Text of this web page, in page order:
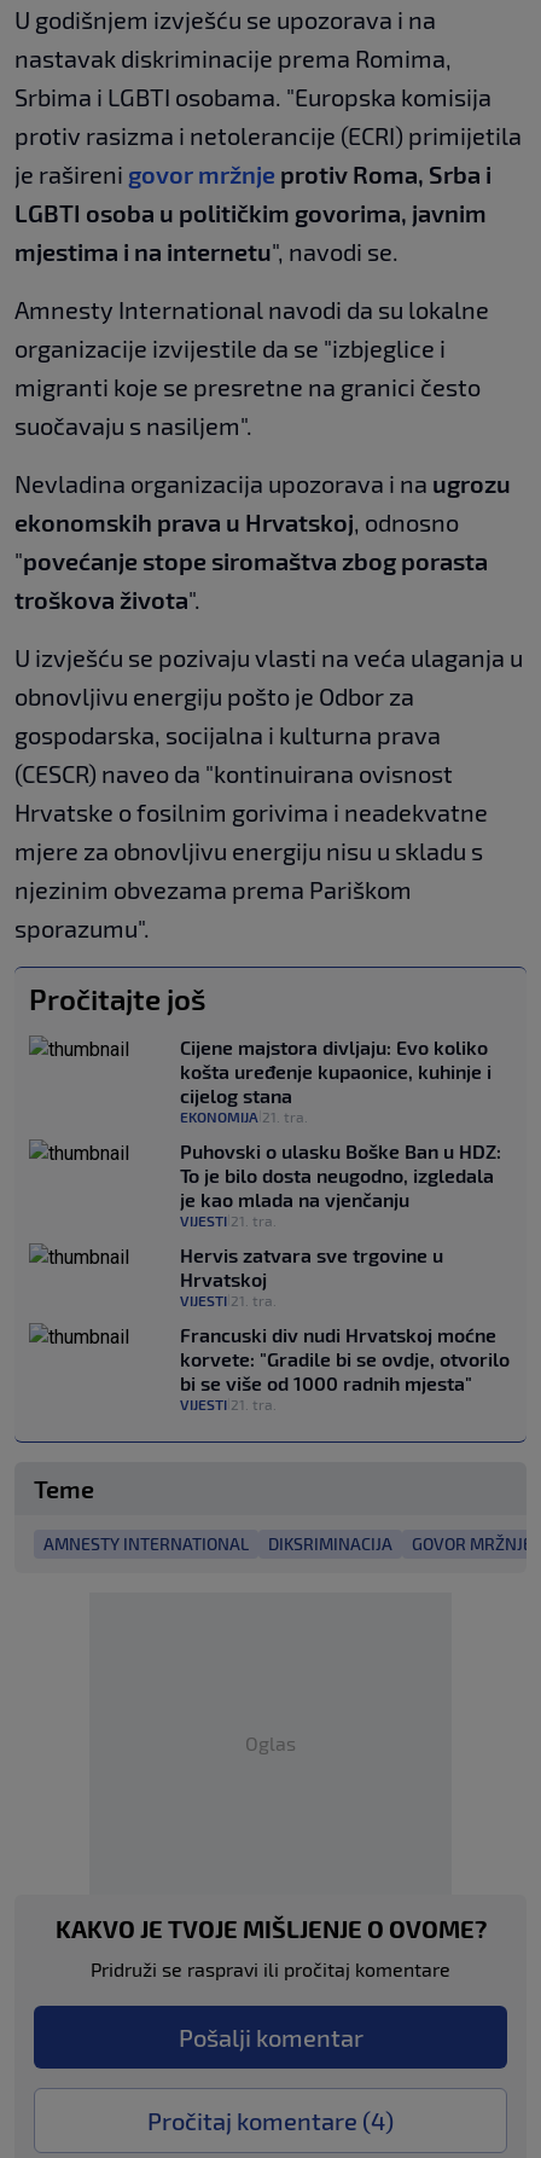
U godišnjem izvješću se upozorava i na
nastavak diskriminacije prema Romima,
Srbima i LGBTI osobama. "Europska komisija
protiv rasizma i netolerancije (ECRI) primijetila
je rašireni govor mržnje protiv Roma, Srba i
LGBTI osoba u političkim govorima, javnim
mjestima i na internetu", navodi se.
Amnesty International navodi da su lokalne
organizacije izvijestile da se "izbjeglice i
migranti koje se presretne na granici često
suočavaju s nasiljem".
Nevladina organizacija upozorava i na ugrozu
ekonomskih prava u Hrvatskoj, odnosno
"povećanje stope siromaštva zbog porasta
troškova života".
U izvješću se pozivaju vlasti na veća ulaganja u
obnovljivu energiju pošto je Odbor za
gospodarska, socijalna i kulturna prava
(CESCR) naveo da "kontinuirana ovisnost
Hrvatske o fosilnim gorivima i neadekvatne
mjere za obnovljivu energiju nisu u skladu s
njezinim obvezama prema Pariškom
sporazumu".
Pročitajte još
Cijene majstora divljaju: Evo koliko
košta uređenje kupaonice, kuhinje i
cijelog stana
EKONOMIJA 21. tra.
Puhovski o ulasku Boške Ban u HDZ:
To je bilo dosta neugodno, izgledala
je kao mlada na vjenčanju
VIJESTI 21. tra.
Hervis zatvara sve trgovine u
Hrvatskoj
VIJESTI 21. tra.
Francuski div nudi Hrvatskoj moćne
korvete: "Gradile bi se ovdje, otvorilo
bi se više od 1000 radnih mjesta"
VIJESTI 21. tra.
Teme
AMNESTY INTERNATIONAL DIKSRIMINACIJA GOVOR MRŽNJE
Oglas
KAKVO JE TVOJE MIŠLJENJE O OVOME?
Pridruži se raspravi ili pročitaj komentare
Pošalji komentar
Pročitaj komentare (4)